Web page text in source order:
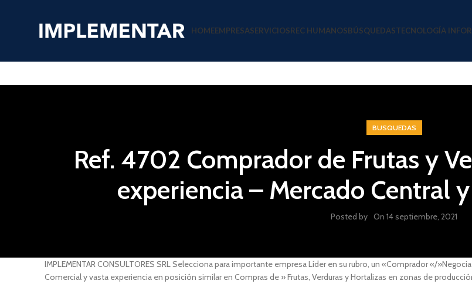
HOMEEMPRESASERVICIOSREC HUMANOSBÚSQUEDASTECNOLOGÍA
BUSQUEDAS
Ref. 4702 Comprador de Frutas y
experiencia – Mercado Central
Posted by On 14 septiembre, 2021
IMPLEMENTAR CONSULTORES SRL Selecciona para importante empresa Líder en su rubro, un «Comprador «/
Comercial y vasta experiencia en posición similar en Compras de » Frutas, Verduras y Hortalizas en zonas de